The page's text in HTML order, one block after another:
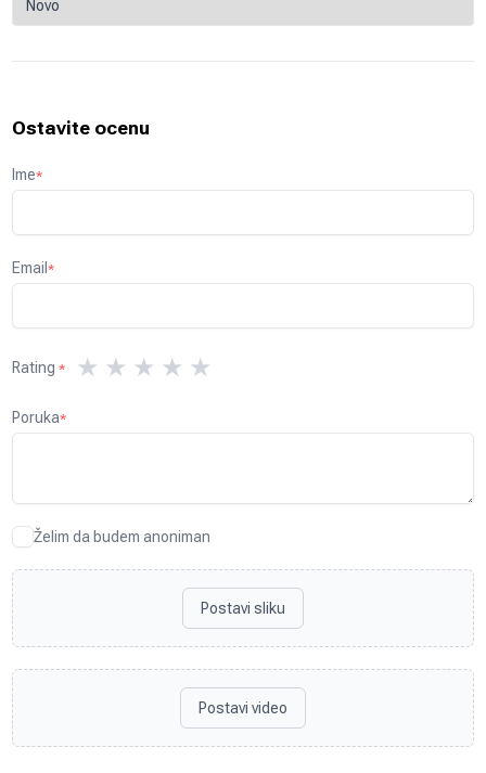
Ostavite ocenu
Ime*
Email*
Rating * ★ ★ ★ ★ ★
Poruka*
Želim da budem anoniman
Postavi sliku
Postavi video